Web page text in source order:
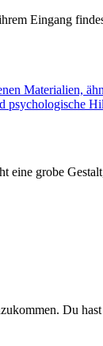
Eingang
grobe
Du